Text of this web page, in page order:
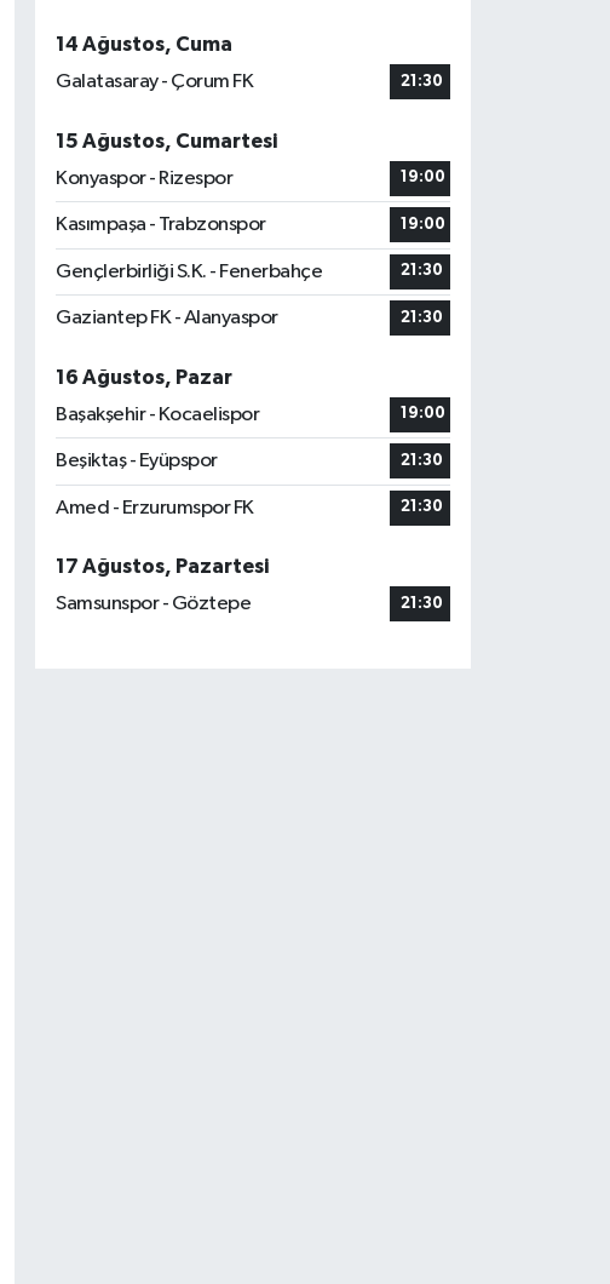
14 Ağustos, Cuma
Galatasaray - Çorum FK
21:30
15 Ağustos, Cumartesi
Konyaspor - Rizespor
19:00
Kasımpaşa - Trabzonspor 19:00
Gençlerbirliği S.K. - Fenerbahçe 21:30
Gaziantep FK - Alanyaspor 21:30
16 Ağustos, Pazar
Başakşehir - Kocaelispor
19:00
Beşiktaş - Eyüpspor 21:30
Amed - Erzurumspor FK 21:30
17 Ağustos, Pazartesi
Samsunspor - Göztepe
21:30